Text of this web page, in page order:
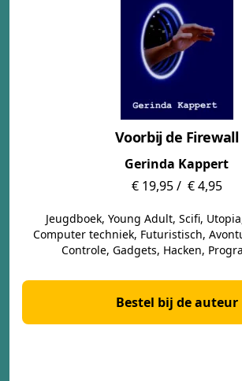
Voorbij de Firewall
Gerinda Kappert
€ 19,95 / € 4,95
Jeugdboek, Young Adult, Scifi,
Computer techniek, Futuristisch,
Controle, Gadgets, Hacken,
Bestel bij de auteur